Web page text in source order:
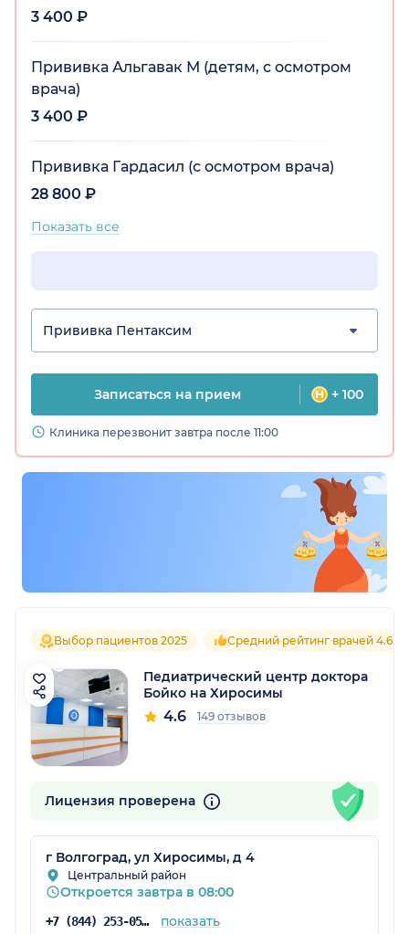
3 400 ₽
Прививка Альгавак М (детям, с осмотром
врача)
3 400 ₽
Прививка Гардасил (с осмотром врача)
28 800 ₽
Показать все
Прививка Пентаксим
Записаться на прием + 100
Клиника перезвонит завтра после 11:00
Выбор пациентов 2025 Средний рейтинг врачей 4.6
Педиатрический центр доктора
Бойко на Хиросимы
4.6 149 отзывов
Лицензия проверена
г Волгоград, ул Хиросимы, д 4
Центральный район
Откроется завтра в 08:00
+7 (844) 253-05-05 показать